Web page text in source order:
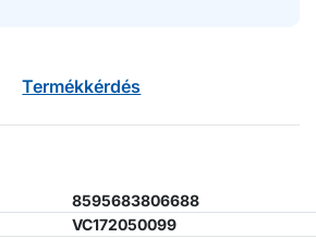
Termékkérdés
8595683806688
VC172050099